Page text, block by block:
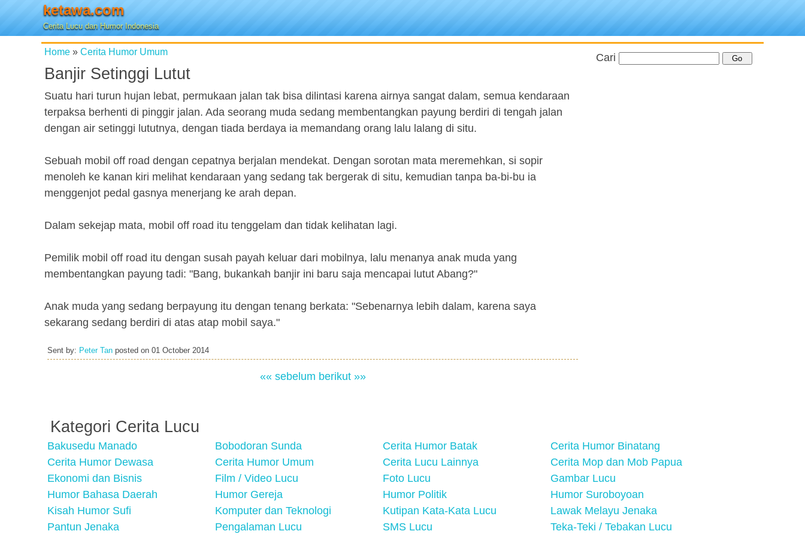
ketawa.com
Cerita Lucu dan Humor Indonesia
Home » Cerita Humor Umum
Banjir Setinggi Lutut
Suatu hari turun hujan lebat, permukaan jalan tak bisa dilintasi karena airnya sangat dalam, semua kendaraan
terpaksa berhenti di pinggir jalan. Ada seorang muda sedang membentangkan payung berdiri di tengah jalan
dengan air setinggi lututnya, dengan tiada berdaya ia memandang orang lalu lalang di situ.
Sebuah mobil off road dengan cepatnya berjalan mendekat. Dengan sorotan mata meremehkan, si sopir
menoleh ke kanan kiri melihat kendaraan yang sedang tak bergerak di situ, kemudian tanpa ba-bi-bu ia
menggenjot pedal gasnya menerjang ke arah depan.
Dalam sekejap mata, mobil off road itu tenggelam dan tidak kelihatan lagi.
Pemilik mobil off road itu dengan susah payah keluar dari mobilnya, lalu menanya anak muda yang
membentangkan payung tadi: "Bang, bukankah banjir ini baru saja mencapai lutut Abang?"
Anak muda yang sedang berpayung itu dengan tenang berkata: "Sebenarnya lebih dalam, karena saya
sekarang sedang berdiri di atas atap mobil saya."
Sent by: Peter Tan posted on 01 October 2014
«« sebelum berikut »»
Cari
Kategori Cerita Lucu
Bakusedu Manado Bobodoran Sunda Cerita Humor Batak
Cerita Humor Binatang
Cerita Humor Dewasa
Cerita Humor Umum Cerita Lucu Lainnya
Cerita Mop dan Mob Papua
Ekonomi dan Bisnis
Film / Video Lucu Foto Lucu
Gambar Lucu
Humor Bahasa Daerah
Humor Gereja Humor Politik
Humor Suroboyoan
Kisah Humor Sufi
Komputer dan Teknologi Kutipan Kata-Kata Lucu
Lawak Melayu Jenaka
Pantun Jenaka
Pengalaman Lucu SMS Lucu Teka-Teki / Tebakan Lucu